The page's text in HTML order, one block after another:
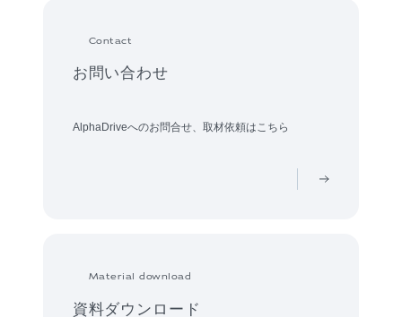
Contact
お問い合わせ
AlphaDriveへのお問合せ、取材依頼はこちら
Material download
資料ダウンロード